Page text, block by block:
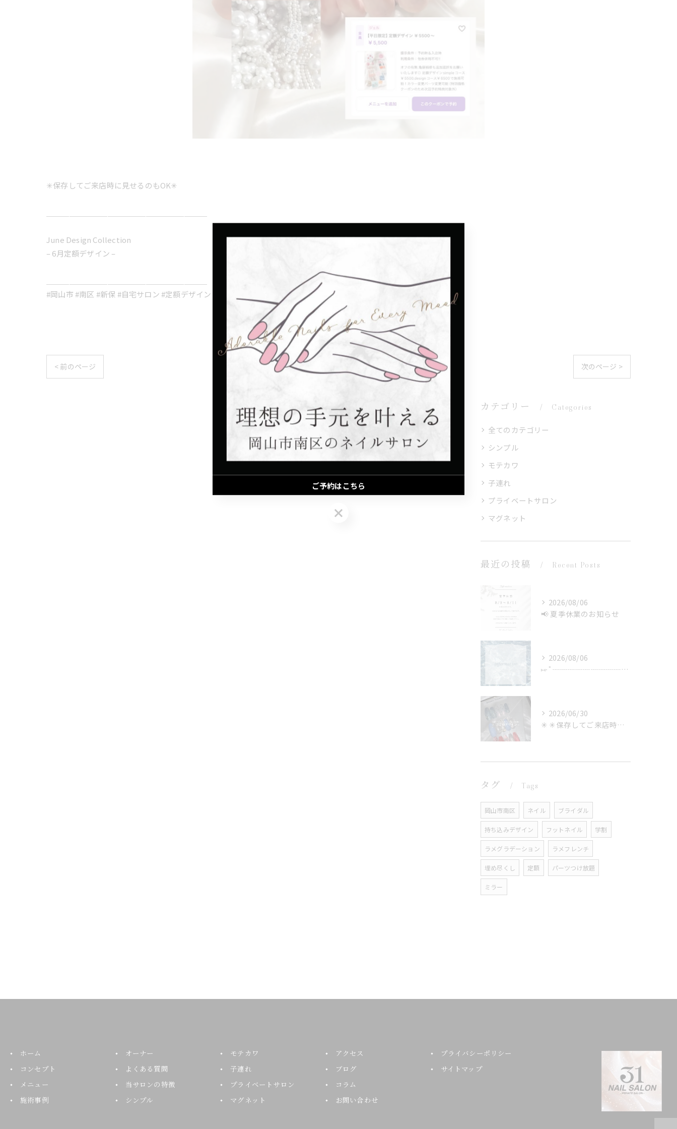
✳︎保存してご来店時に見せるのもOK✳︎
June Design Collection
– 6月定額デザイン –
#岡山市 #南区 #新保 #自宅サロン #定額デザイン
< 前のページ 次のページ >
カテゴリー Categories
全てのカテゴリー
シンプル
モテカワ
子連れ
プライベートサロン
マグネット
最近の投稿 Recent Posts
2026/08/06
📢 夏季休業のお知らせ
2026/08/06
⑅∙˚┈┈┈┈┈┈┈┈┈┈┈┈˚∙⑅
2026/06/30
✳︎ ✳︎保存してご来店時に見せるのもOK✳︎
タグ Tags
岡山市南区 ネイル ブライダル
持ち込みデザイン フットネイル 学割
ラメグラデーション ラメフレンチ
埋め尽くし 定額 パーツつけ放題
ミラー
ホーム
コンセプト
メニュー
施術事例
オーナー
よくある質問
当サロンの特徴
シンプル
モテカワ
子連れ
プライベートサロン
マグネット
アクセス
ブログ
コラム
お問い合わせ
プライバシーポリシー
サイトマップ
ご予約はこちら
ご予約はこちら